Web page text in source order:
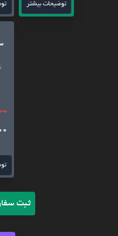
توضیحات بیشتر
ثبت